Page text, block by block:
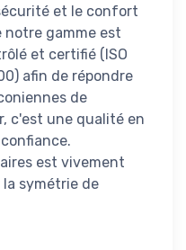
et le confort
notre gamme est
et certifié (ISO
afin de répondre
de
c'est une qualité en
est vivement
symétrie de